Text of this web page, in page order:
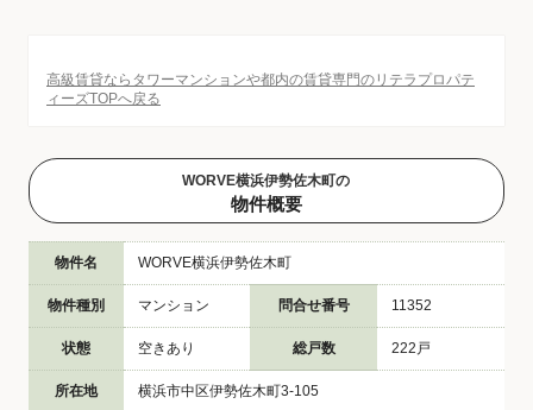
高級賃貸ならタワーマンションや都内の賃貸専門のリテラプロパテ
ィーズTOPへ戻る
WORVE横浜伊勢佐木町の
物件概要
物件名 WORVE横浜伊勢佐木町
物件種別 マンション 問合せ番号 11352
状態 空きあり 総戸数 222戸
所在地 横浜市中区伊勢佐木町3-105